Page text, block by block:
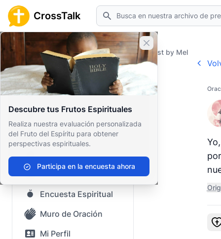
CrossTalk Buscar
Cerrar banner
Descubre tus Frutos Espirituales
Realiza nuestra evaluación personalizada
del Fruto del Espíritu para obtener
perspectivas espirituales.
Participa en la encuesta ahora
Home Prayer Wall Prayer Request by Mel
Inicio
Archivo de Preguntas
Nuestro blog
Contenido guardado
Preguntas Populares
Biblia Sagrada
Encuesta Espiritual
Muro de Oración
Mi Perfil